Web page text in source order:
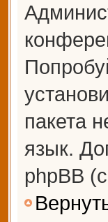
пакета
язык.
phpBB